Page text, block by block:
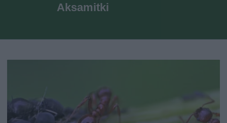
Aksamitki